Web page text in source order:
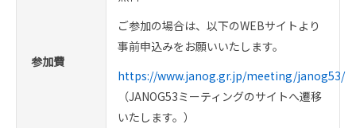
参加費
ご参加の場合は、以下のWEBサイトより
事前申込みをお願いいたします。
https://www.janog.gr.jp/meeting/janog53/
（JANOG53ミーティングのサイトへ遷移
いたします。）